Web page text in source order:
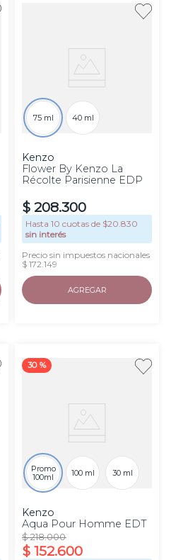
75 ml 40 ml
Kenzo
Flower By Kenzo La
Récolte Parisienne EDP
$ 208.300
Hasta10 cuotas de $20.830
sin interés
Precio sin impuestos nacionales
$ 172.149
AGREGAR
30 %
Promo
100ml
100 ml 30 ml
Kenzo
Aqua Pour Homme EDT
$ 218.000
$ 152.600